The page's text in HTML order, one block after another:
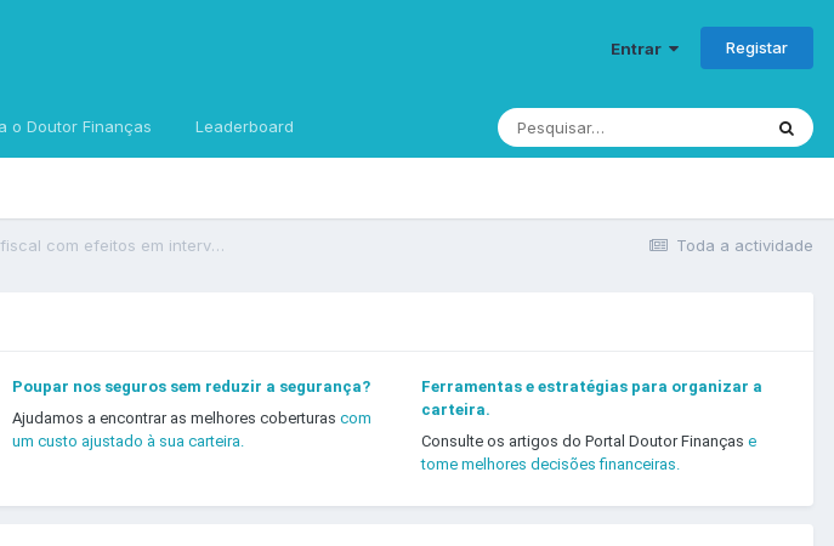
Entrar Registar
o Doutor Finanças Leaderboard
Toda a actividade
Mais Valias é possível pedir alteração de morada fiscal com efeitos em intervalo temporal após venda de imóvel
Poupar nos seguros sem reduzir a segurança?
Ajudamos a encontrar as melhores coberturascom
um custo ajustado à sua carteira.
Ferramentas e estratégias para organizar a
carteira.
Consulte os artigos do Portal Doutor Finanças e
tome melhores decisões financeiras.